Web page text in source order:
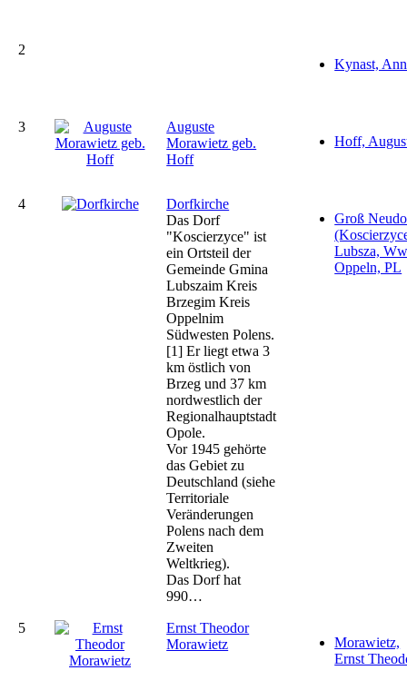
2
Kynast,
3
Auguste
Morawietz geb.
Hoff
Hoff,
4
Dorfkirche
Das Dorf
"Koscierzyce" ist
ein Ortsteil der
Gemeinde Gmina
Lubszaim Kreis
Brzegim Kreis
Oppelnim
Südwesten Polens.
[1] Er liegt etwa 3
km östlich von
Brzeg und 37 km
nordwestlich der
Regionalhauptstadt
Opole.
Vor 1945 gehörte
das Gebiet zu
Deutschland (siehe
Territoriale
Veränderungen
Polens nach dem
Zweiten
Weltkrieg).
Das Dorf hat
990…
Groß
Lubsza,
Oppeln, PL
5
Ernst Theodor
Morawietz
Morawietz,
Ernst